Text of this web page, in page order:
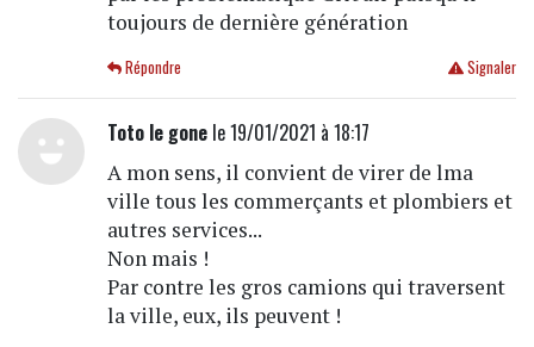
toujours de dernière génération
Signaler
Répondre
Toto le gonele 19/01/2021 à 18:17
A mon sens, il convient de virer de lma
ville tous les commerçants et plombiers et
autres services...
Non mais !
Par contre les gros camions qui traversent
la ville, eux, ils peuvent !